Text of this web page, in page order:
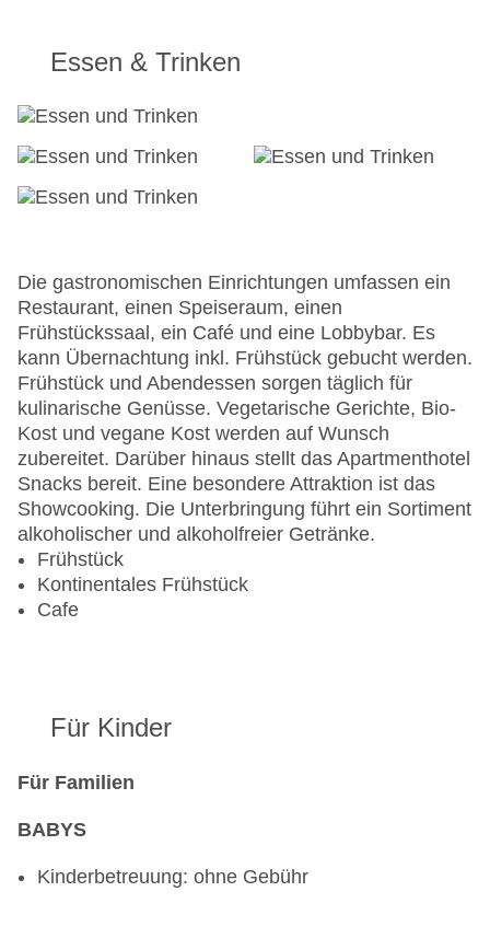
Essen & Trinken
Die gastronomischen Einrichtungen umfassen ein
Restaurant, einen Speiseraum, einen
Frühstückssaal, ein Café und eine Lobbybar. Es
kann Übernachtung inkl. Frühstück gebucht werden.
Frühstück und Abendessen sorgen täglich für
kulinarische Genüsse. Vegetarische Gerichte, Bio-
Kost und vegane Kost werden auf Wunsch
zubereitet. Darüber hinaus stellt das Apartmenthotel
Snacks bereit. Eine besondere Attraktion ist das
Showcooking. Die Unterbringung führt ein Sortiment
alkoholischer und alkoholfreier Getränke.
Frühstück
Kontinentales Frühstück
Cafe
Für Kinder
Für Familien
BABYS
Kinderbetreuung: ohne Gebühr